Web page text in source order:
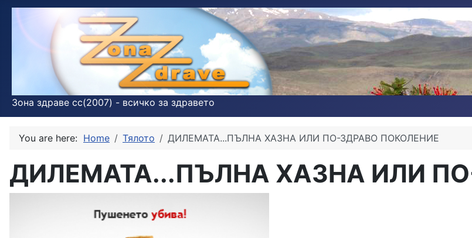
Зона здраве cc(2007) - всичко за здравето
You are here: Home Тялото ДИЛЕМАТА...ПЪЛНА ХАЗНА ИЛИ ПО-ЗДРАВО ПОКОЛЕНИЕ
ДИЛЕМАТА...ПЪЛНА ХАЗНА ИЛИ